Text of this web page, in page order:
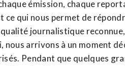
émission, chaque
ce qui nous permet de
qualité journalistique reconnue,
nous arrivons à un moment
Pendant que quelques